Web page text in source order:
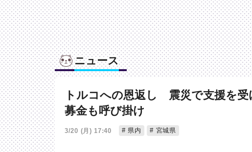
ニュース
トルコへの恩返し 震災で支援を
募金も呼び掛け
3/20 (月) 17:40 県内 宮城県